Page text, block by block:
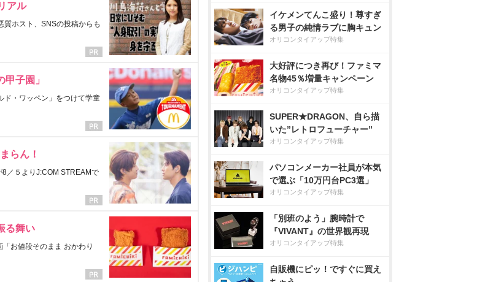
アル
質ホスト、SNSの投稿からも
子園」
ド・ワッペン」をつけて学童
らん！
／５よりJ:COM STREAMで
る舞い
お値段そのまま おかわり
イケメンてんこ盛り！尊すぎ
る男子の純情ラブに胸キュン
オリコンタイアップ特集
大好評につき再び！ファミマ
名物45％増量キャンペーン
オリコンタイアップ特集
SUPER★DRAGON、自ら描
いた”レトロフューチャー”
オリコンタイアップ特集
パソコンメーカー社員が本気
で選ぶ「10万円台PC3選」
オリコンタイアップ特集
「別班のよう」腕時計で
『VIVANT』の世界観再現
オリコンタイアップ特集
自販機にピッ！ですぐに買え